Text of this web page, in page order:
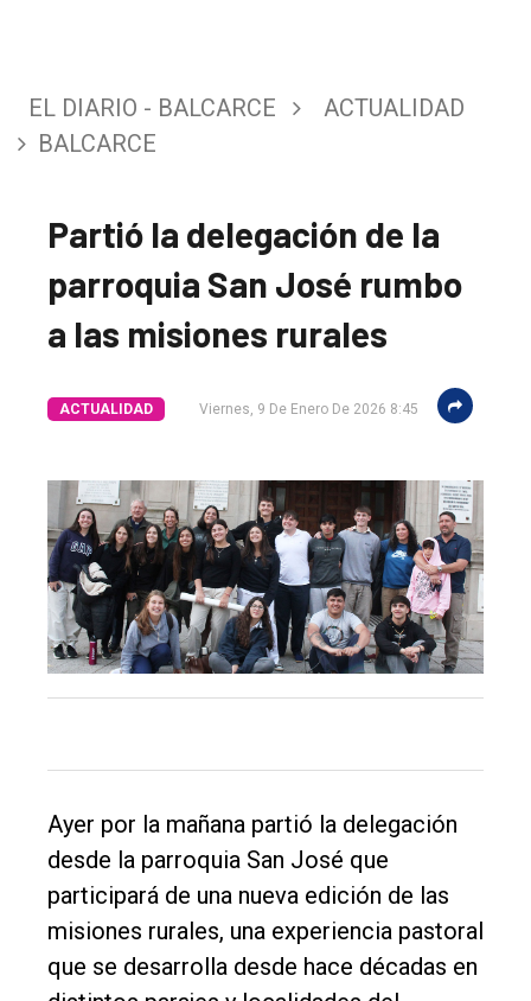
El
único
Balcarce
Inicio
Tendencia
Int.
Política
Cultura
Entrevistas
Rural
Deportes
EL DIARIO - BALCARCE
ACTUALIDAD
BALCARCE
Partió la delegación de la
parroquia San José rumbo
a las misiones rurales
ACTUALIDAD Viernes, 9 De Enero De 2026 8:45
Ayer por la mañana partió la delegación
desde la parroquia San José que
participará de una nueva edición de las
misiones rurales, una experiencia pastoral
que se desarrolla desde hace décadas en